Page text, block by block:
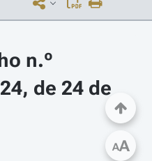
n.º
de 24 de
AA